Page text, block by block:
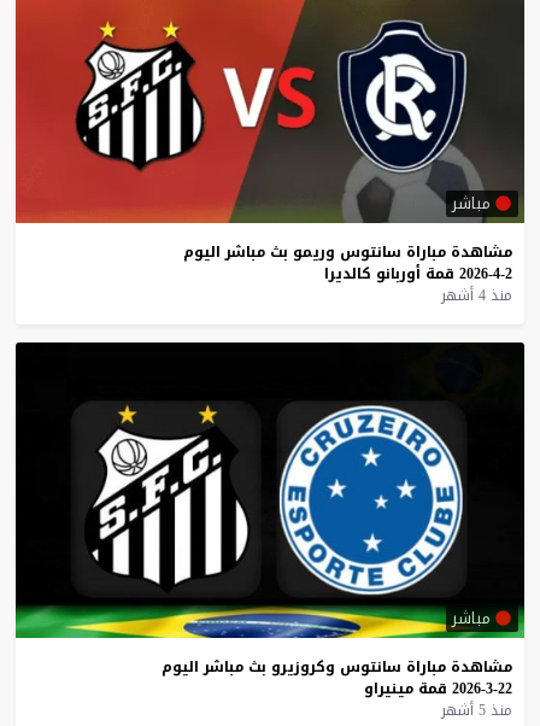
مباشر
مشاهدة مباراة سانتوس وريمو بث مباشر اليوم
2-4-2026
قمة أوربانو كالديرا
منذ 4 أشهر
مباشر
مشاهدة مباراة سانتوس وكروزيرو بث مباشر اليوم
22-3-2026
قمة مينيراو
منذ 5 أشهر